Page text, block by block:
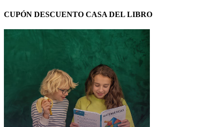
CUPÓN DESCUENTO CASA DEL LIBRO